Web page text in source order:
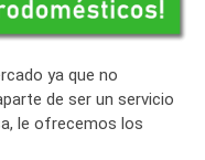
ya que no
de ser un servicio
le ofrecemos los